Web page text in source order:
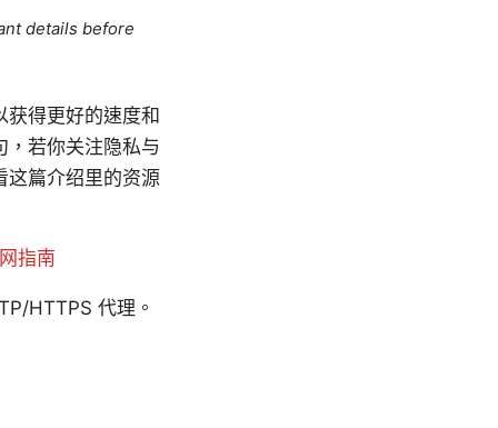
details before
得更好的速度和
，若你关注隐私与
这篇介绍里的资源
指南
HTTPS 代理。